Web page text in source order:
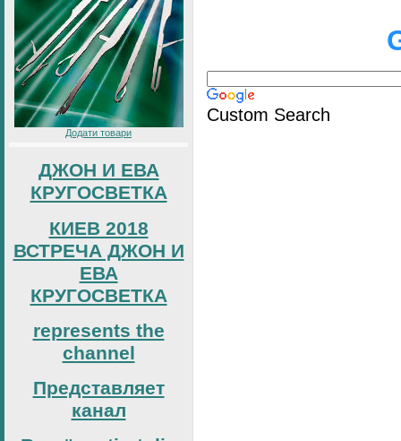
Додати товари
ДЖОН И ЕВА
КРУГОСВЕТКА
КИЕВ 2018
ВСТРЕЧА ДЖОН И
ЕВА
КРУГОСВЕТКА
represents the
channel
Представляет
канал
Custom Search